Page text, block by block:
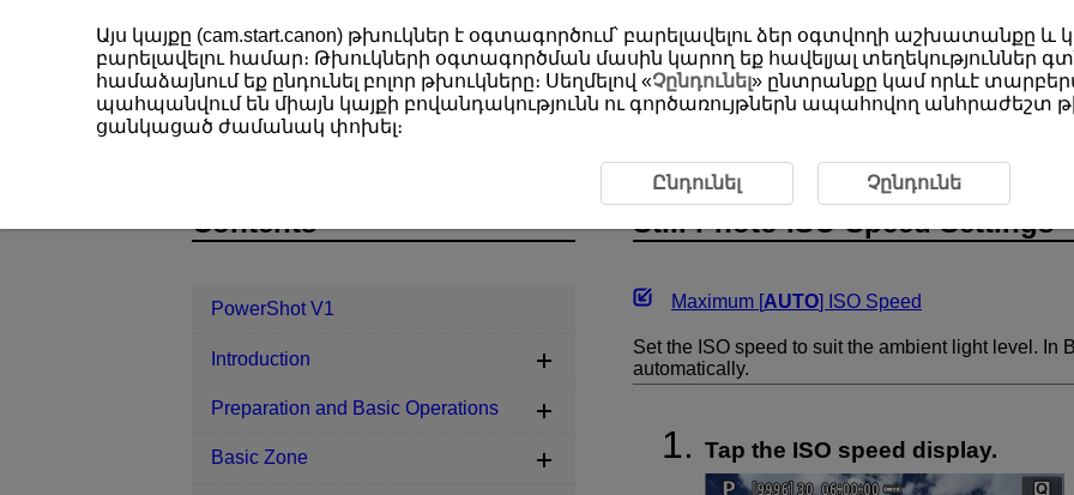
PowerShot V1 Shooting and Recording Still Photo ISO Speed Settings
Still Photo ISO Speed Settings
Maximum [AUTO] ISO Speed
Set the ISO speed to suit the ambient light level. In
automatically.
Tap the ISO speed display.
Contents
PowerShot V1
Introduction
Preparation and Basic Operations
Basic Zone
Այս կայքը (cam.start.canon) թխուկներ է օգտագործում՝ բարելավելու ձեր օգտվողի աշխատանքը և
բարելավելու համար։ Թխուկների օգտագործման մասին կարող եք հավելյալ տեղեկություններ
համաձայնում եք ընդունել բոլոր թխուկները։ Սեղմելով «Չընդունել» ընտրանքը կամ որևէ
պահպանվում են միայն կայքի բովանդակությունն ու գործառույթներն ապահովող անհրաժեշտ
ցանկացած ժամանակ փոխել։
Ընդունել Չընդունե